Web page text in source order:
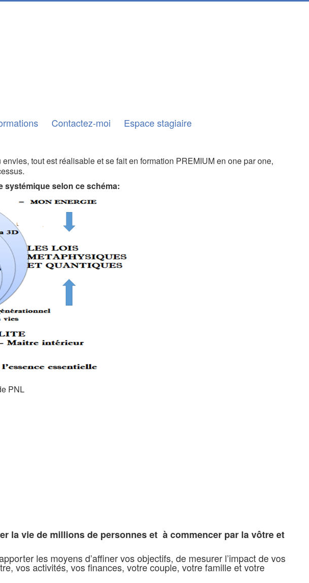
Contactez-moi Espace stagiaire
tout est réalisable et se fait en formation PREMIUM en one par one,
systémique selon ce schéma:
PNL
la vie de millions de personnes et à commencer par la vôtre et
les moyens d’affiner vos objectifs, de mesurer l’impact de vos
vos activités, vos finances, votre couple, votre famille et votre